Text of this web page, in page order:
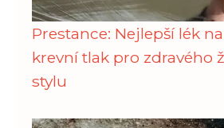
Prestance: Nejlepší lék
krevní tlak pro zdravého
stylu